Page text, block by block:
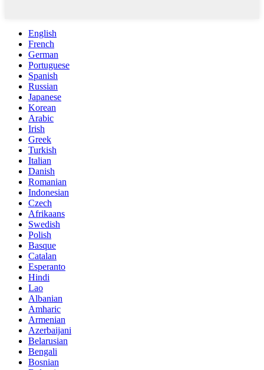
English
French
German
Portuguese
Spanish
Russian
Japanese
Korean
Arabic
Irish
Greek
Turkish
Italian
Danish
Romanian
Indonesian
Czech
Afrikaans
Swedish
Polish
Basque
Catalan
Esperanto
Hindi
Lao
Albanian
Amharic
Armenian
Azerbaijani
Belarusian
Bengali
Bosnian